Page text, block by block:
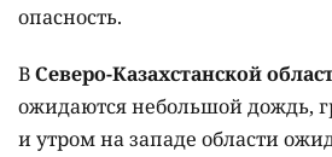
опасность.
ВСеверо-Казахстанской
ожидаются небольшой дождь,
и утром на западе области